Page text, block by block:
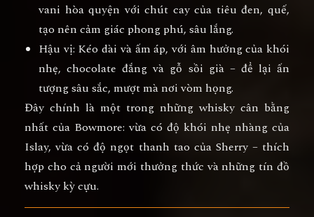
vani hòa quyện với chút cay của tiêu đen, quế,
tạo nên cảm giác phong phú, sâu lắng.
Hậu vị: Kéo dài và ấm áp, với âm hưởng củakhói
nhẹ, chocolate đắng và gỗ sồi già– để lại ấn
tượng sâu sắc, mượt mà nơi vòm họng.
Đây chính là một trong những whisky cân bằng
nhất của Bowmore:vừa có độ khói nhẹ nhàng của
Islay, vừa có độ ngọt thanh tao của Sherry– thích
hợp cho cả người mới thưởng thức và những tín đồ
whisky kỳ cựu.